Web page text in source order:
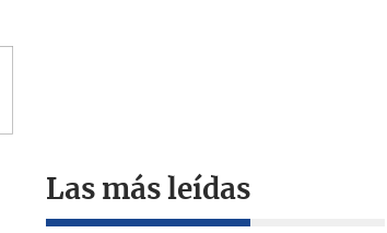
Las más leídas